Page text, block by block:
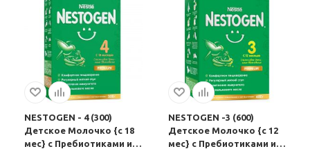
NESTOGEN - 4 (300)
Детское Молочко {с 18
мес} с Пребиотиками и
NESTOGEN -3 (600)
Детское Молочко {с 12
мес} с Пребиотиками и